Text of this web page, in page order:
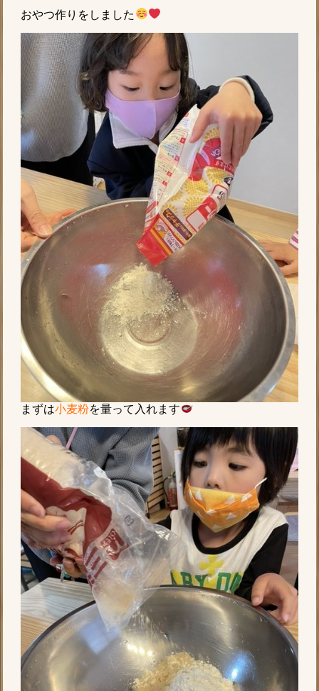
おやつ作りをしました
まずは小麦粉を量って入れます